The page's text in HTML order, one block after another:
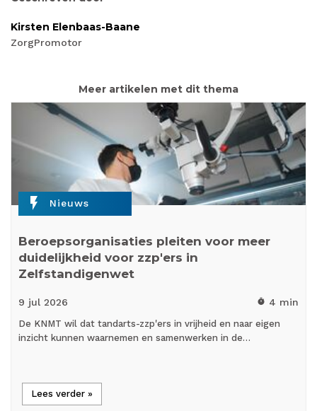
Kirsten Elenbaas-Baane
ZorgPromotor
Meer artikelen met dit thema
flash_on Nieuws
Beroepsorganisaties pleiten voor meer
duidelijkheid voor zzp'ers in
Zelfstandigenwet
9 jul 2026 timer 4 min
De KNMT wil dat tandarts-zzp'ers in vrijheid en naar eigen
inzicht kunnen waarnemen en samenwerken in de…
Lees verder »